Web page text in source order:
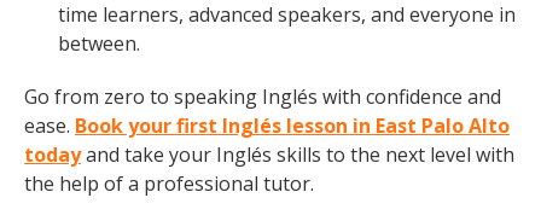
time learners, advanced speakers, and everyone in
between.
Go from zero to speaking Inglés with confidence and
ease. Book your first Inglés lesson in East Palo Alto
todayand take your Inglés skills to the next level with
the help of a professional tutor.